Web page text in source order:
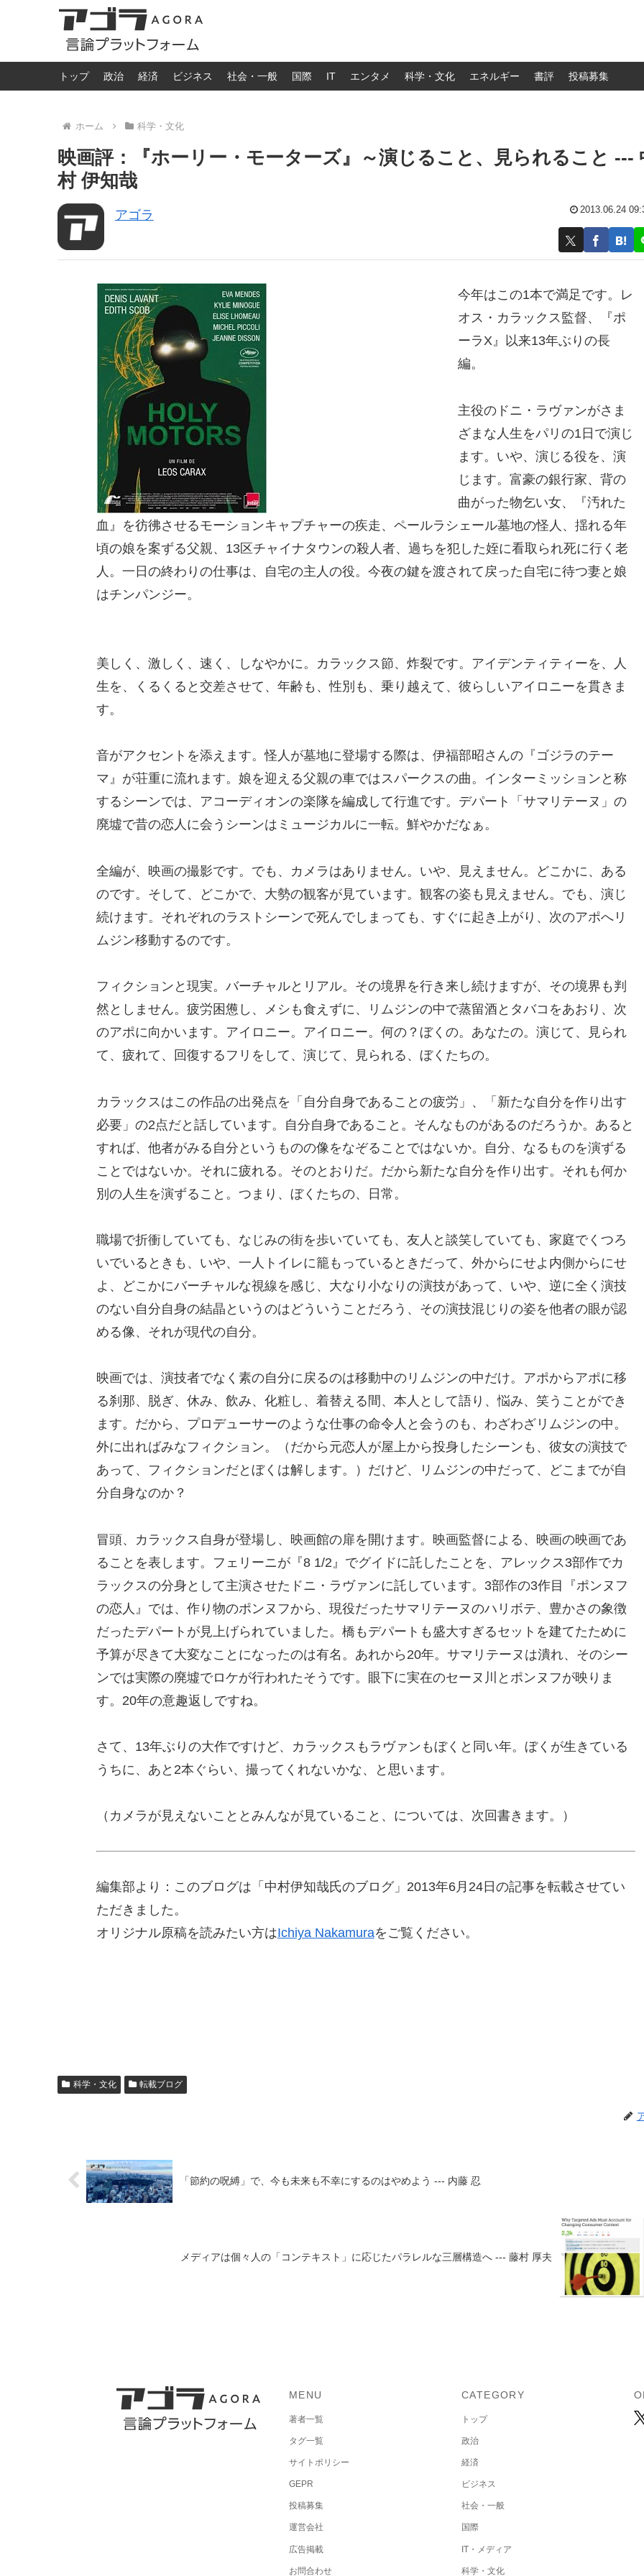
トップ 政治 経済 ビジネス 社会・一般 国際 IT エンタメ 科学・文化 エネルギー 書評 投稿募集
ホーム 科学・文化
映画評：『ホーリー・モーターズ』～演じること、見られること ---
村 伊知哉
アゴラ 2013.06.24
今年はこの1本で満足です。レ
オス・カラックス監督、『ポ
ーラX』以来13年ぶりの長
編。
主役のドニ・ラヴァンがさま
ざまな人生をパリの1日で演じ
ます。いや、演じる役を、演
じます。富豪の銀行家、背の
曲がった物乞い女、『汚れた
血』を彷彿させるモーションキャプチャーの疾走、ペールラシェール墓地の怪人、揺れる年
頃の娘を案ずる父親、13区チャイナタウンの殺人者、過ちを犯した姪に看取られ死に行く老
人。一日の終わりの仕事は、自宅の主人の役。今夜の鍵を渡されて戻った自宅に待つ妻と娘
はチンパンジー。
美しく、激しく、速く、しなやかに。カラックス節、炸裂です。アイデンティティーを、人
生を、くるくると交差させて、年齢も、性別も、乗り越えて、彼らしいアイロニーを貫きま
す。
音がアクセントを添えます。怪人が墓地に登場する際は、伊福部昭さんの『ゴジラのテー
マ』が荘重に流れます。娘を迎える父親の車ではスパークスの曲。インターミッションと称
するシーンでは、アコーディオンの楽隊を編成して行進です。デパート「サマリテーヌ」の
廃墟で昔の恋人に会うシーンはミュージカルに一転。鮮やかだなぁ。
全編が、映画の撮影です。でも、カメラはありません。いや、見えません。どこかに、ある
のです。そして、どこかで、大勢の観客が見ています。観客の姿も見えません。でも、演じ
続けます。それぞれのラストシーンで死んでしまっても、すぐに起き上がり、次のアポへリ
ムジン移動するのです。
フィクションと現実。バーチャルとリアル。その境界を行き来し続けますが、その境界も判
然としません。疲労困憊し、メシも食えずに、リムジンの中で蒸留酒とタバコをあおり、次
のアポに向かいます。アイロニー。アイロニー。何の？ぼくの。あなたの。演じて、見られ
て、疲れて、回復するフリをして、演じて、見られる、ぼくたちの。
カラックスはこの作品の出発点を「自分自身であることの疲労」、「新たな自分を作り出す
必要」の2点だと話しています。自分自身であること。そんなものがあるのだろうか。あると
すれば、他者がみる自分というものの像をなぞることではないか。自分、なるものを演ずる
ことではないか。それに疲れる。そのとおりだ。だから新たな自分を作り出す。それも何か
別の人生を演ずること。つまり、ぼくたちの、日常。
職場で折衝していても、なじみの街を歩いていても、友人と談笑していても、家庭でくつろ
いでいるときも、いや、一人トイレに籠もっているときだって、外からにせよ内側からにせ
よ、どこかにバーチャルな視線を感じ、大なり小なりの演技があって、いや、逆に全く演技
のない自分自身の結晶というのはどういうことだろう、その演技混じりの姿を他者の眼が認
める像、それが現代の自分。
映画では、演技者でなく素の自分に戻るのは移動中のリムジンの中だけ。アポからアポに移
る刹那、脱ぎ、休み、飲み、化粧し、着替える間、本人として語り、悩み、笑うことができ
ます。だから、プロデューサーのような仕事の命令人と会うのも、わざわざリムジンの中。
外に出ればみなフィクション。（だから元恋人が屋上から投身したシーンも、彼女の演技で
あって、フィクションだとぼくは解します。）だけど、リムジンの中だって、どこまでが自
分自身なのか？
冒頭、カラックス自身が登場し、映画館の扉を開けます。映画監督による、映画の映画であ
ることを表します。フェリーニが『8 1/2』でグイドに託したことを、アレックス3部作でカ
ラックスの分身として主演させたドニ・ラヴァンに託しています。3部作の3作目『ポンヌフ
の恋人』では、作り物のポンヌフから、現役だったサマリテーヌのハリボテ、豊かさの象徴
だったデパートが見上げられていました。橋もデパートも盛大すぎるセットを建てたために
予算が尽きて大変なことになったのは有名。あれから20年。サマリテーヌは潰れ、そのシー
ンでは実際の廃墟でロケが行われたそうです。眼下に実在のセーヌ川とポンヌフが映りま
す。20年の意趣返しですね。
さて、13年ぶりの大作ですけど、カラックスもラヴァンもぼくと同い年。ぼくが生きている
うちに、あと2本ぐらい、撮ってくれないかな、と思います。
（カメラが見えないこととみんなが見ていること、については、次回書きます。）
編集部より：このブログは「中村伊知哉氏のブログ」2013年6月24日の記事を転載させてい
ただきました。
オリジナル原稿を読みたい方はIchiya Nakamuraをご覧ください。
科学・文化 転載ブログ
「節約の呪縛」で、今も未来も不幸にするのはやめよう --- 内藤 忍
メディアは個々人の「コンテキスト」に応じたパラレルな三層構造へ --- 藤村 厚夫
MENU
著者一覧
タグ一覧
サイトポリシー
GEPR
投稿募集
運営会社
広告掲載
お問合わせ
CATEGORY
トップ
政治
経済
ビジネス
社会・一般
国際
IT・メディア
科学・文化